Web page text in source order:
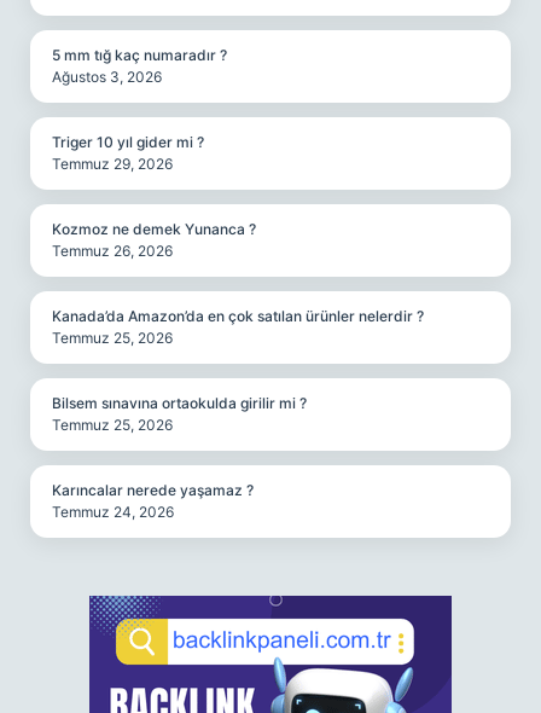
5 mm tığ kaç numaradır ?
Ağustos 3, 2026
Triger 10 yıl gider mi ?
Temmuz 29, 2026
Kozmoz ne demek Yunanca ?
Temmuz 26, 2026
Kanada’da Amazon’da en çok satılan ürünler nelerdir ?
Temmuz 25, 2026
Bilsem sınavına ortaokulda girilir mi ?
Temmuz 25, 2026
Karıncalar nerede yaşamaz ?
Temmuz 24, 2026